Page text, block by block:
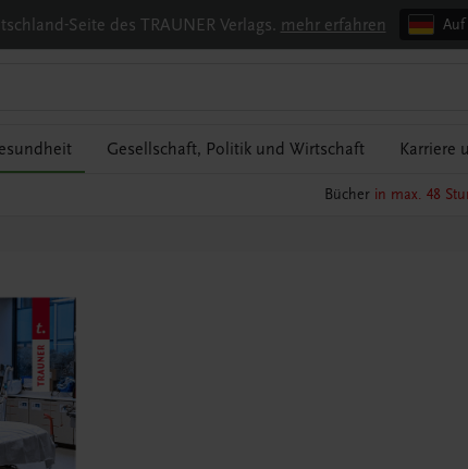
Seite des TRAUNER Verlags. mehr erfahren Auf
Gesellschaft, Politik und Wirtschaft Karriere
Bücher in max. 48